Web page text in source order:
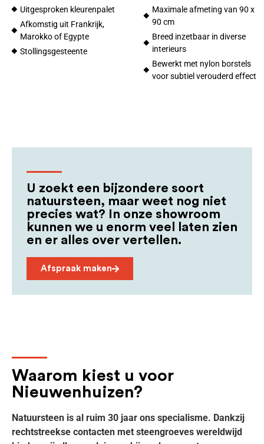
Uitgesproken kleurenpalet
Afkomstig uit Frankrijk,
Marokko of Egypte
Stollingsgesteente
Maximale afmeting van 90 x
90 cm
Breed inzetbaar in diverse
interieurs
Bewerkt met nylon borstels
voor subtiel verouderd effect
U zoekt een bijzondere soort
natuursteen, maar weet nog niet
precies wat? In onze showroom
kunnen we u enorm veel laten zien
en er alles over vertellen.
Afspraak maken
Waarom kiest u voor
Nieuwenhuizen?
Natuursteen is al ruim 30 jaar ons specialisme. Dankzij
rechtstreekse contacten met steengroeves wereldwijd